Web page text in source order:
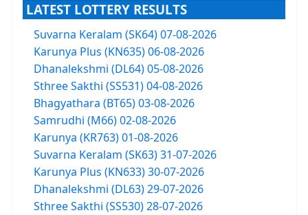
LATEST LOTTERY RESULTS
Suvarna Keralam (SK64) 07-08-2026
Karunya Plus (KN635) 06-08-2026
Dhanalekshmi (DL64) 05-08-2026
Sthree Sakthi (SS531) 04-08-2026
Bhagyathara (BT65) 03-08-2026
Samrudhi (M66) 02-08-2026
Karunya (KR763) 01-08-2026
Suvarna Keralam (SK63) 31-07-2026
Karunya Plus (KN633) 30-07-2026
Dhanalekshmi (DL63) 29-07-2026
Sthree Sakthi (SS530) 28-07-2026